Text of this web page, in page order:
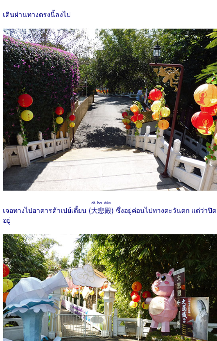
เดินผ่านทางตรงนี้ลงไป
เจอทางไปอาคารต้าเปย์เตี้ยน (大悲殿
dà bēi diàn
) ซึ่งอยู่ค่อนไปทางตะวันตก แต่ว่าปิด
อยู่